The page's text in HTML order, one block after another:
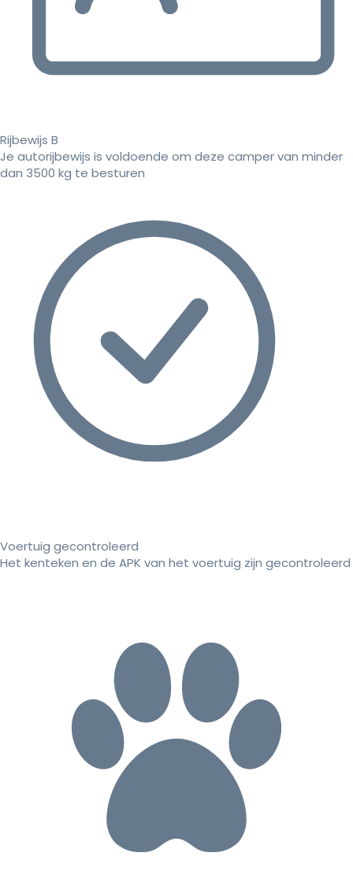
Rijbewijs B
Je autorijbewijs is voldoende om deze camper van minder
dan 3500 kg te besturen
Voertuig gecontroleerd
Het kenteken en de APK van het voertuig zijn gecontroleerd